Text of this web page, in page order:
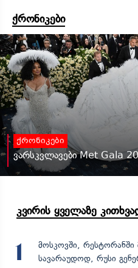
ქრონიკები
ქრონიკები
ვარსკვლავები Met Gala
კვირის ყველაზე
1
მოსკოვში, რესტორანში
სავარაუდოდ, რუსი